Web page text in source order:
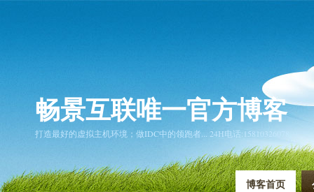
畅景互联唯一官方博客
打造最好的虚拟主机环境；做IDC中的领跑者... 24H电话:15810326078
博客首页